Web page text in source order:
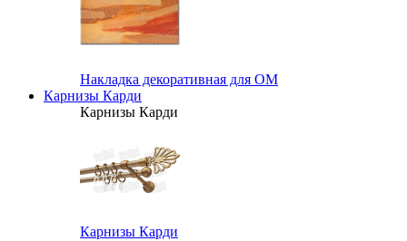
Накладка декоративная для ОМ
Карнизы Карди
Карнизы Карди
Карнизы Карди